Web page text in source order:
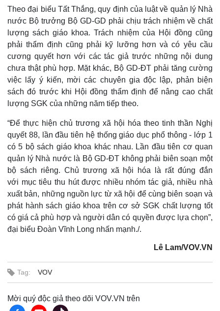
Theo đại biểu Tất Thắng, quy định của luật về quản lý Nhà
nước Bộ trưởng Bộ GD-GD phải chịu trách nhiệm về chất
lượng sách giáo khoa. Trách nhiệm của Hội đồng cũng
phải thẩm định cũng phải kỹ lưỡng hơn và có yêu cầu
cương quyết hơn với các tác giả trước những nội dung
chưa thật phù hợp. Mặt khác, Bộ GD-ĐT phải tăng cường
việc lấy ý kiến, mời các chuyên gia độc lập, phản biện
sách đó trước khi Hội đồng thẩm định để nâng cao chất
lượng SGK của những năm tiếp theo.
“Để thực hiện chủ trương xã hội hóa theo tinh thần Nghị
quyết 88, lần đầu tiên hệ thống giáo dục phổ thông - lớp 1
có 5 bộ sách giáo khoa khác nhau. Lần đầu tiên cơ quan
quản lý Nhà nước là Bộ GD-ĐT không phải biên soạn một
bộ sách riêng. Chủ trương xã hội hóa là rất đúng đắn
với mục tiêu thu hút được nhiều nhóm tác giả, nhiều nhà
xuất bản, những nguồn lực từ xã hội để cùng biên soạn và
phát hành sách giáo khoa trên cơ sở SGK chất lượng tốt
có giá cả phù hợp và người dân có quyền được lựa chọn”,
đại biểu Đoàn Vĩnh Long nhấn mạnh./.
Lê Lam/VOV.VN
Tag: VOV
Mời quý độc giả theo dõi VOV.VN trên